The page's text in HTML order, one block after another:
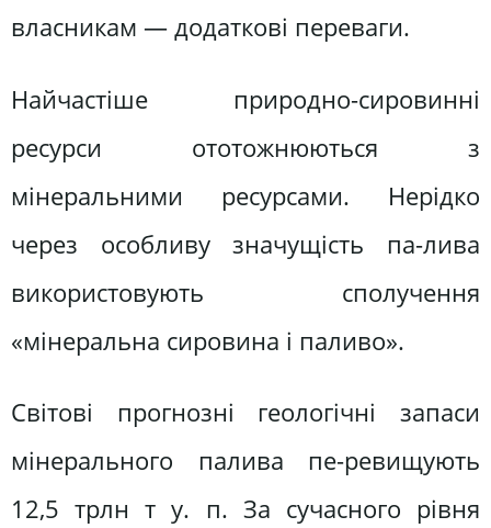
власникам — додаткові переваги.
Найчастіше природно-сировинні
ресурси ототожнюються з
мінеральними ресурсами. Нерідко
через особливу значущість па-лива
використовують сполучення
«мінеральна сировина і паливо».
Світові прогнозні геологічні запаси
мінерального палива пе-ревищують
12,5 трлн т у. п. За сучасного рівня